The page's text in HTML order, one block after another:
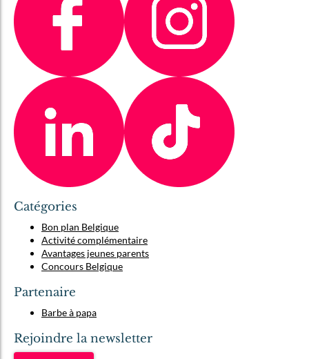
Catégories
Bon plan Belgique
Activité complémentaire
Avantages jeunes parents
Concours Belgique
Partenaire
Barbe à papa
Rejoindre la newsletter